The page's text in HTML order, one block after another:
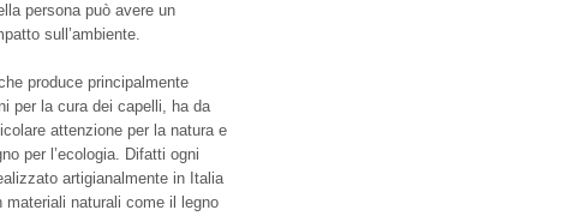
persona può avere un
sull’ambiente.
produce principalmente
per la cura dei capelli, ha da
attenzione per la natura e
per l’ecologia. Difatti ogni
artigianalmente in Italia
materiali naturali come il legno